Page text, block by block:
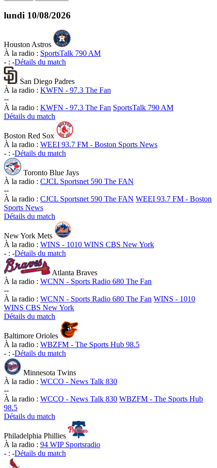
lundi 10/08/2026
Houston Astros
À la radio : SportsTalk 790 AM
- : -Détails du match
San Diego Padres
À la radio : KWFN - 97.3 The Fan
--
À la radio : KWFN - 97.3 The Fan SportsTalk 790 AM
Détails du match
Boston Red Sox
À la radio : WEEI 93.7 FM - Boston Sports News
- : -Détails du match
Toronto Blue Jays
À la radio : CJCL Sportsnet 590 The FAN
--
À la radio : CJCL Sportsnet 590 The FAN WEEI 93.7 FM - Boston
Sports News
Détails du match
New York Mets
À la radio : WINS - 1010 WINS CBS New York
- : -Détails du match
Atlanta Braves
À la radio : WCNN - Sports Radio 680 The Fan
--
À la radio : WCNN - Sports Radio 680 The Fan WINS - 1010
WINS CBS New York
Détails du match
Baltimore Orioles
À la radio : WBZFM - The Sports Hub 98.5
- : -Détails du match
Minnesota Twins
À la radio : WCCO - News Talk 830
--
À la radio : WCCO - News Talk 830 WBZFM - The Sports Hub
98.5
Détails du match
Philadelphia Phillies
À la radio : 94 WIP Sportsradio
- : -Détails du match